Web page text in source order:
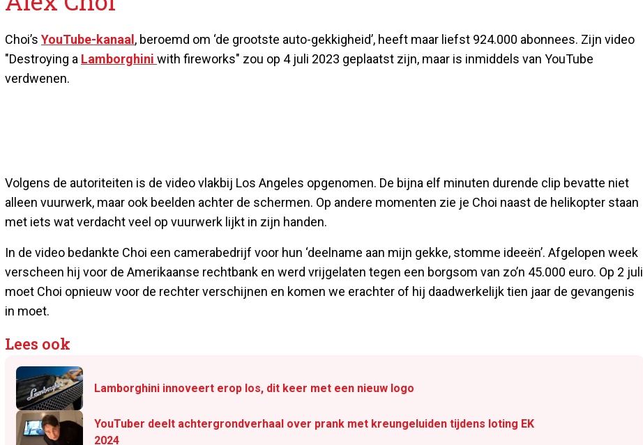
Choi’s YouTube-kanaal, beroemd om ‘de grootste auto-gekkigheid’, heeft maar liefst 924.000 abonnees. Zijn video
"Destroying a Lamborghini with fireworks" zou op 4 juli 2023 geplaatst zijn, maar is inmiddels van YouTube
verdwenen.
Volgens de autoriteiten is de video vlakbij Los Angeles opgenomen. De bijna elf minuten durende clip bevatte niet
alleen vuurwerk, maar ook beelden achter de schermen. Op andere momenten zie je Choi naast de helikopter staan
met iets wat verdacht veel op vuurwerk lijkt in zijn handen.
In de video bedankte Choi een camerabedrijf voor hun ‘deelname aan mijn gekke, stomme ideeën’. Afgelopen week
verscheen hij voor de Amerikaanse rechtbank en werd vrijgelaten tegen een borgsom van zo’n 45.000 euro. Op 2 juli
moet Choi opnieuw voor de rechter verschijnen en komen we erachter of hij daadwerkelijk tien jaar de gevangenis
in moet.
Lees ook
Lamborghini innoveert erop los, dit keer met een nieuw logo
YouTuber deelt achtergrondverhaal over prank met kreungeluiden tijdens loting EK
2024